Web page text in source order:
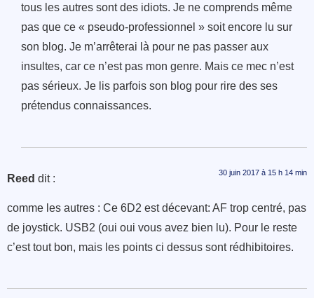
tous les autres sont des idiots. Je ne comprends même
pas que ce « pseudo-professionnel » soit encore lu sur
son blog. Je m’arrêterai là pour ne pas passer aux
insultes, car ce n’est pas mon genre. Mais ce mec n’est
pas sérieux. Je lis parfois son blog pour rire des ses
prétendus connaissances.
Reed dit : 30 juin 2017 à 15 h 14 min
comme les autres : Ce 6D2 est décevant: AF trop centré, pas
de joystick. USB2 (oui oui vous avez bien lu). Pour le reste
c’est tout bon, mais les points ci dessus sont rédhibitoires.